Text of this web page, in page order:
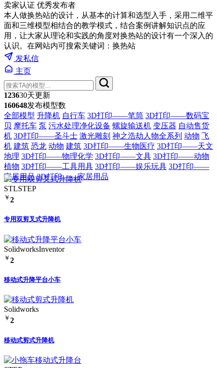
卖家认证 优秀发布者
本人做换热站的设计，从基本的计算和选型入手，采用二维平
面和三维模型相结合的教学模式，结合案例讲解知识点的应
用，让大家从理论和实践的角度对换热站的设计有一个深入的
认识。在网站内可搜索关键词：换热站
发私信
主页
123630天更新
160648发布模型数
全部模型 升降机 自行车 3D打印——笔筒 3D打印——数码宝
贝 摩托车 泵 污水处理净化设备 螺旋输送机 变压器 自动售货
机 3D打印——圣斗士 激光雕刻 神之浩劫人物全系列 动物 飞
机 建筑 恐龙 动物 建筑 3D打印——生物医疗 3D打印——天文
地理 3D打印——物理化学 3D打印——文具 3D打印——动物
植物 3D打印——工具用具 3D打印——娱乐玩具 3D打印——
家居用品 3D打印——家居用品
STLSTEP
￥ 2
专用双剪叉式升降机
SolidworksInventor
￥ 2
移动式升降平台小车
Solidworks
￥ 2
移动式剪式升降机